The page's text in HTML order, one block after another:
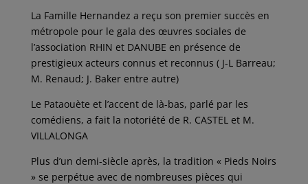
La Famille Hernandez a reçu son premier succès en
métropole pour le gala des œuvres sociales de
l’association RHIN et DANUBE en présence de
prestigieux acteurs connus et reconnus ( J-L Barreau;
M. Renaud; J. Baker entre autre)
Le Pataouète et l’accent de là-bas, parlé par les
comédiens, a fait la notoriété de R. CASTEL et M.
VILLALONGA
Plus d’un demi-siècle après, la tradition « Pieds Noirs
» se perpétue avec de nombreuses pièces qui